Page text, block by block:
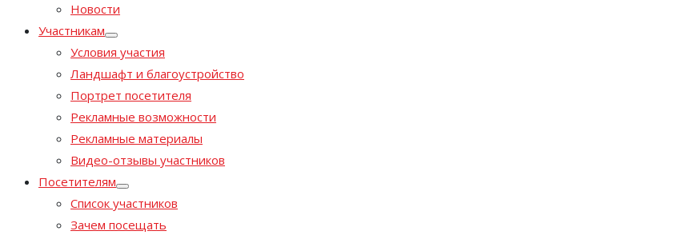
Новости
Участникам
Условия участия
Ландшафт и благоустройство
Портрет посетителя
Рекламные возможности
Рекламные материалы
Видео-отзывы участников
Посетителям
Список участников
Зачем посещать